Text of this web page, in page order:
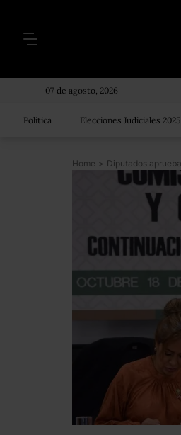
07 de agosto, 2026
Política Elecciones Judiciales 2025
Home >